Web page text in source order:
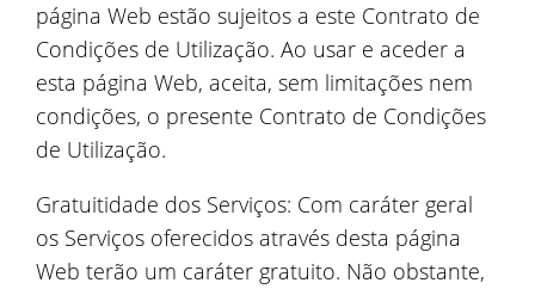
página Web estão sujeitos a este Contrato de
Condições de Utilização. Ao usar e aceder a
esta página Web, aceita, sem limitações nem
condições, o presente Contrato de Condições
de Utilização.
Gratuitidade dos Serviços: Com caráter geral
os Serviços oferecidos através desta página
Web terão um caráter gratuito. Não obstante,